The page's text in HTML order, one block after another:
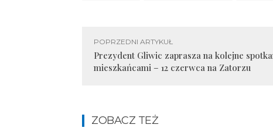
POPRZEDNI ARTYKUŁ
Prezydent Gliwic zaprasza na kolejne
mieszkańcami – 12 czerwca na Zatorzu
ZOBACZ TEŻ